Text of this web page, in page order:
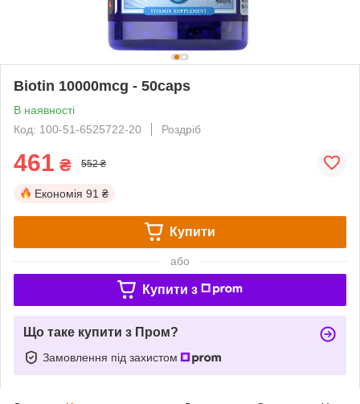
Biotin 10000mcg - 50caps
В наявності
Код: 100-51-6525722-20
Роздріб
461 ₴ 552 ₴
Економія 91 ₴
Купити
або
Купити з
Що таке купити з Пром?
Замовлення під захистом